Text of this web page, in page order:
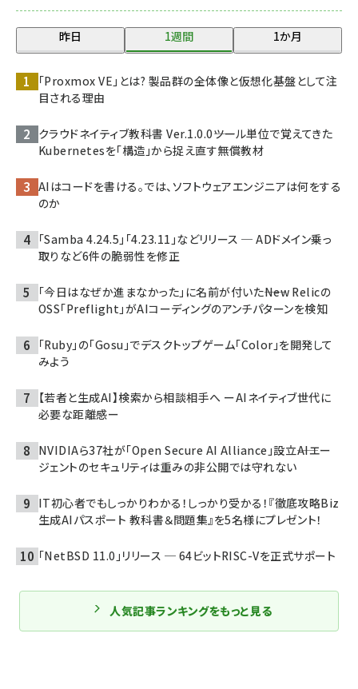
昨日 1週間 1か月
「Proxmox VE」とは? 製品群の全体像と仮想化基盤として注
目される理由
クラウドネイティブ教科書 Ver.1.0.0――ツール単位で覚えてきた
Kubernetesを「構造」から捉え直す無償教材
AIはコードを書ける。では、ソフトウェアエンジニアは何をする
のか
「Samba 4.24.5」「4.23.11」などリリース ─ ADドメイン乗っ
取りなど6件の脆弱性を修正
「今日はなぜか進まなかった」に名前が付いた――New Relicの
OSS「Preflight」がAIコーディングのアンチパターンを検知
「Ruby」の「Gosu」でデスクトップゲーム「Color」を開発して
みよう
【若者と生成AI】検索から相談相手へ ーAIネイティブ世代に
必要な距離感ー
NVIDIAら37社が「Open Secure AI Alliance」設立――AIエー
ジェントのセキュリティは重みの非公開では守れない
IT初心者でもしっかりわかる！しっかり受かる！『徹底攻略Biz
生成AIパスポート 教科書＆問題集』を5名様にプレゼント！
「NetBSD 11.0」リリース ─ 64ビットRISC-Vを正式サポート
人気記事ランキングをもっと見る